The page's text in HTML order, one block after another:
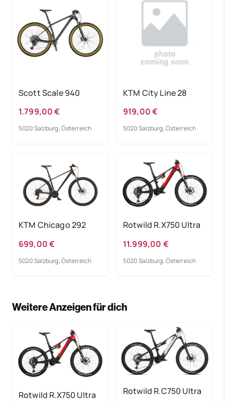
Scott Scale 940
1.799,00 €
5020 Salzburg, Österreich
KTM City Line 28
919,00 €
5020 Salzburg, Österreich
KTM Chicago 292
699,00 €
5020 Salzburg, Österreich
Rotwild R.X750 Ultra
11.999,00 €
5020 Salzburg, Österreich
Weitere Anzeigen für dich
Rotwild R.X750 Ultra
Rotwild R.C750 Ultra